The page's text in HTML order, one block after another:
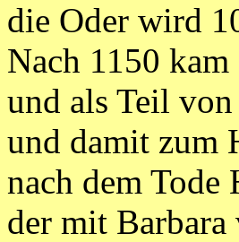
die Oder wird
Nach 1150
und als Teil
und damit zum
nach dem
der mit Barbara